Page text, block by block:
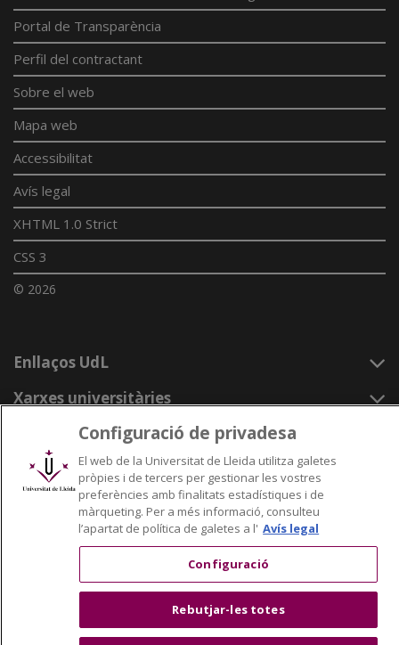
Portal de Transparència
Perfil del contractant
Sobre el web
Mapa web
Accessibilitat
Avís legal
XHTML 1.0 Strict
CSS 3
© 2026
Enllaços UdL
Xarxes universitàries
Configuració de privadesa
El web de la Universitat de Lleida utilitza galetes
pròpies i de tercers per gestionar les vostres
preferències amb finalitats estadístiques i de
màrqueting. Per a més informació, consulteu
l’apartat de política de galetes a l' Avís legal
Configuració
Rebutjar-les totes